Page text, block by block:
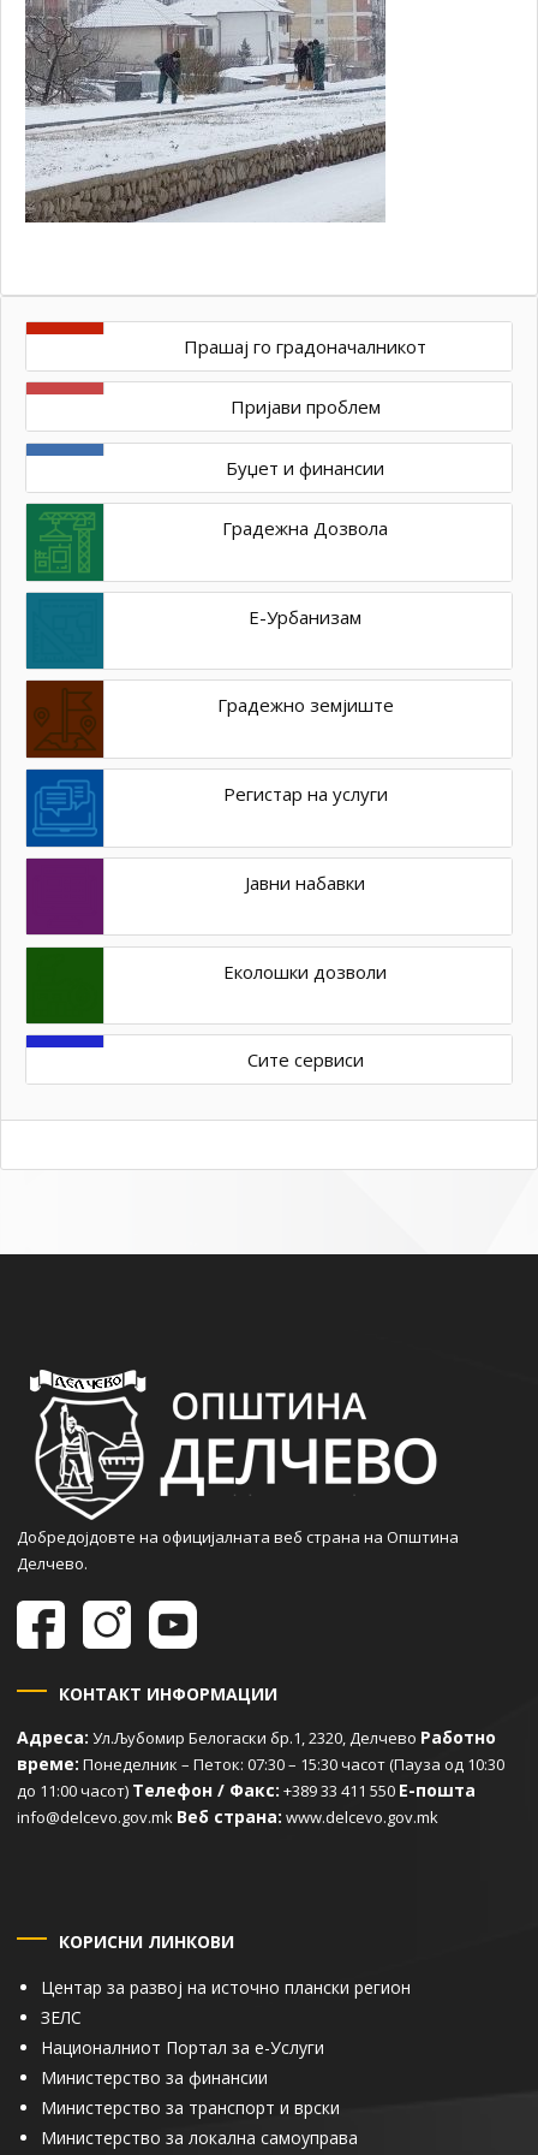
Прашај го градоначалникот
Пријави проблем
Буџет и финансии
Градежна Дозвола
Е-Урбанизам
Градежно земјиште
Регистар на услуги
Јавни набавки
Еколошки дозволи
Сите сервиси
Добредојдовте на официјалната веб страна на Општина
Делчево.
КОНТАКТ ИНФОРМАЦИИ
Адреса: Ул.Љубомир Белогаски бр.1, 2320, Делчево Работно
време: Понеделник – Петок: 07:30 – 15:30 часот (Пауза од 10:30
до 11:00 часот) Телефон / Факс: +389 33 411 550 Е-пошта
info@delcevo.gov.mk Веб страна: www.delcevo.gov.mk
КОРИСНИ ЛИНКОВИ
Центар за развој на источно плански регион
ЗЕЛС
Националниот Портал за е-Услуги
Министерство за финансии
Министерство за транспорт и врски
Министерство за локална самоуправа